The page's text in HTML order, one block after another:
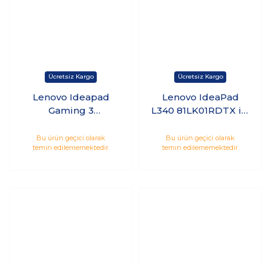
Lenovo Ideapad
Gaming 3
12450H 16GB 1TB
SSD 4GB RTX3050
Bu ürün geçici olarak
temin edilememektedir.
Lenovo IdeaPad
L340 81LK01RDTX i7-
SSD 4GB GTX1650
15.6 FHD Freedos
Bu ürün geçici olarak
temin edilememektedir.